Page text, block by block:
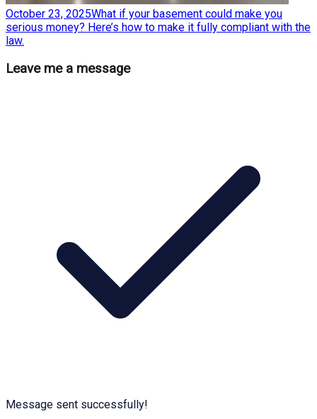
October 23, 2025What if your basement could make you
serious money? Here’s how to make it fully compliant with the
law.
Leave me a message
Message sent successfully!